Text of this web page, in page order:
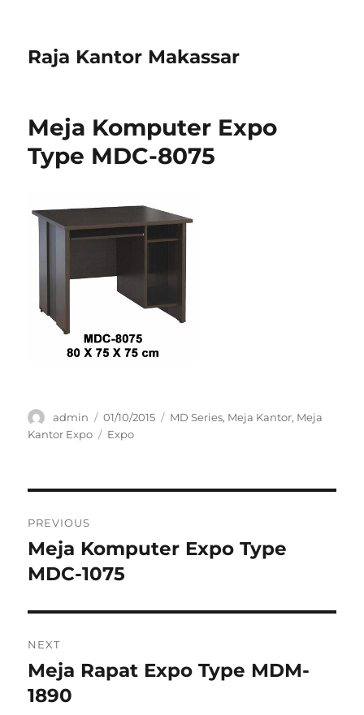
Raja Kantor Makassar
Meja Komputer Expo
Type MDC-8075
Author
admin
Posted
on
01/10/2015 Categories
MD Series, Meja Kantor, Meja
Kantor Expo
Tags
Expo
navigation
PREVIOUS
Previous
post:
Meja Komputer Expo Type
MDC-1075
NEXT
Next
post:
Meja Rapat Expo Type MDM-
1890